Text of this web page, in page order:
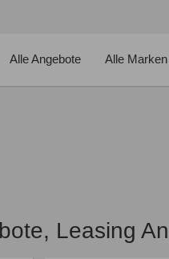
Alle Angebote Alle Marken
Leasing